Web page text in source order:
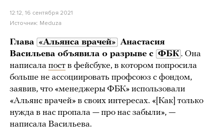
12:12, 16 сентября 2021
Источник: Meduza
Глава «Альянса врачей» Анастасия
Васильева объявила о разрыве с ФБК . Она
написала пост в фейсбуке, в котором попросила
больше не ассоциировать профсоюз с фондом,
заявив, что «менеджеры ФБК» использовали
«Альянс врачей» в своих интересах. «[Как] только
нужда в нас пропала — про нас забыли», —
написала Васильева.